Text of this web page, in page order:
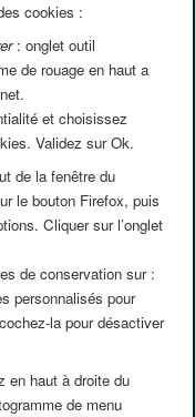
cookies :
: onglet outil
de rouage en haut a
et choisissez
Validez sur Ok.
de la fenêtre du
le bouton Firefox, puis
Cliquer sur l’onglet
de conservation sur :
personnalisés pour
la pour désactiver
en haut à droite du
de menu